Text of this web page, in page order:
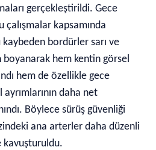
gerçekleştirildi. Gece
kapsamında
bordürler sarı ve
hem kentin görsel
hem de özellikle gece
daha net
Böylece sürüş güvenliği
ana arterler daha düzenli
kavuşturuldu.